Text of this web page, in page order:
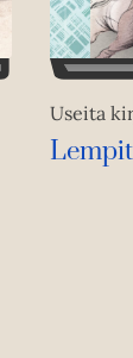
Useita